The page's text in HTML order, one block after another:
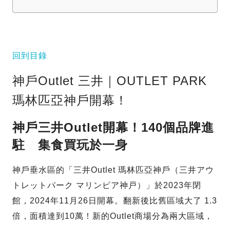
回到目錄
神戶Outlet 三井｜OUTLET PARK
瑪林匹亞神戶開幕！
神戶三井Outlet開幕！140個品牌進
駐 集食買玩於一身
神戶垂水區的「三井Outlet 瑪林匹亞神戶（三井アウ
トレットパーク マリンピア神戸）」於2023年閉
館，2024年11月26日開幕。翻新後比舊區域大了 1.3
倍，面積達到10萬！新的Outlet商場分為兩大區域，